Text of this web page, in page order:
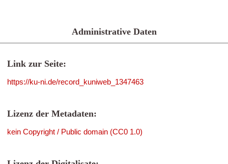
Administrative Daten
Link zur Seite:
https://ku-ni.de/record_kuniweb_1347463
Lizenz der Metadaten:
kein Copyright / Public domain (CC0 1.0)